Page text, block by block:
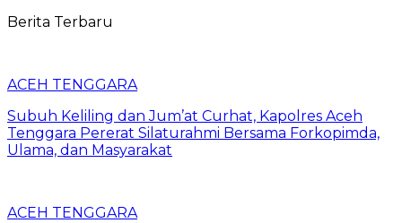
Berita Terbaru
ACEH TENGGARA
Subuh Keliling dan Jum’at Curhat, Kapolres Aceh
Tenggara Pererat Silaturahmi Bersama Forkopimda,
Ulama, dan Masyarakat
ACEH TENGGARA